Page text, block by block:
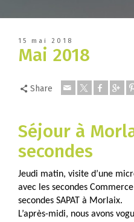
15 mai 2018
Mai 2018
Share
Séjour à
secondes
Jeudi matin, visite d’une
avec les secondes
secondes SAPAT à Morlaix.
L’après-midi, nous avons